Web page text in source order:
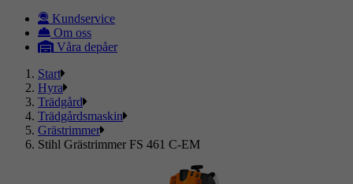
Kundservice
Om oss
Våra depåer
Start
Hyra
Trädgård
Trädgårdsmaskin
Grästrimmer
Stihl Grästrimmer FS 461 C-EM